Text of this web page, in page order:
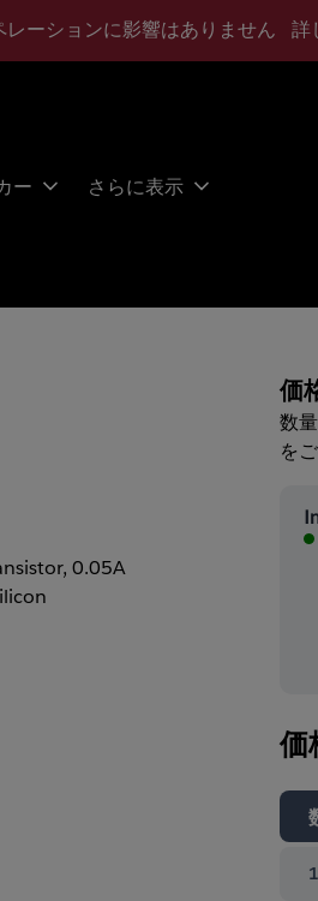
ーションに影響はありません 詳
ー さらに表示
0.05A
価
数
を
価